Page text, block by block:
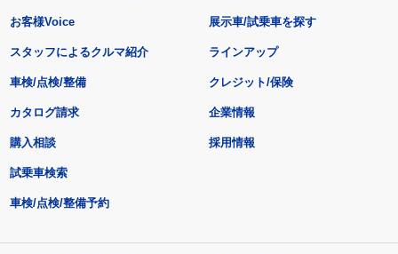
お客様Voice
スタッフによるクルマ紹介
展示車/試乗車を探す
ラインアップ
車検/点検/整備 クレジット/保険
カタログ請求
購入相談
試乗車検索
車検/点検/整備予約
企業情報
採用情報